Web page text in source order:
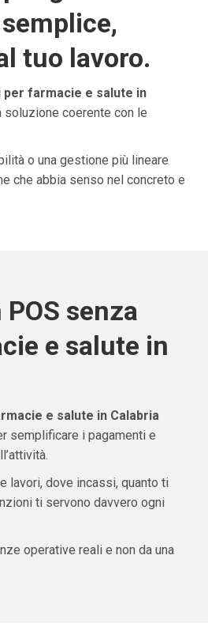
tuo lavoro.
per farmacie e salute in
soluzione coerente con le
o una gestione più lineare
che abbia senso nel concreto e
senza
e salute in
e salute in Calabria
semplificare i pagamenti e
lavori, dove incassi, quanto ti
ti servono davvero ogni
operative reali e non da una